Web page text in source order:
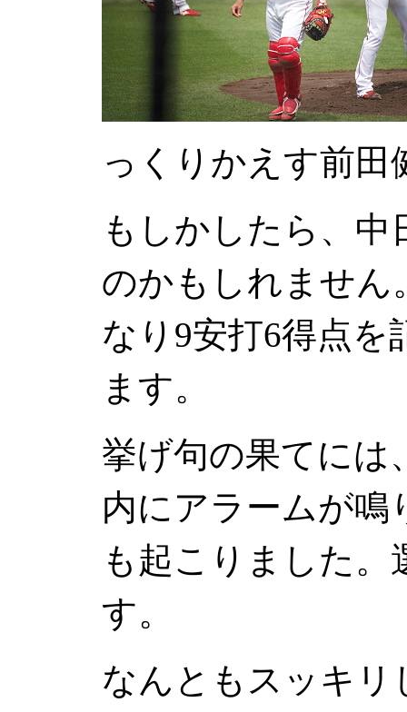
っくりかえす前田
もしかしたら、
のかもしれません
なり9安打6得点を
ます。
挙げ句の果てには
内にアラームが鳴
も起こりました
す。
なんともスッキリ